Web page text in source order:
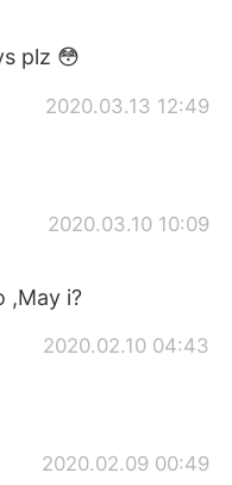
plz 😳
2020.03.13 12:49
2020.03.10 10:09
,May i?
2020.02.10 04:43
2020.02.09 00:49